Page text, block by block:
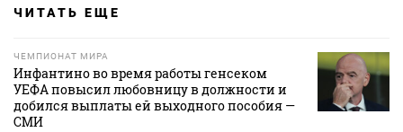
ЧИТАТЬ ЕЩЕ
ЧЕМПИОНАТ МИРА
Инфантино во время работы генсеком
УЕФА повысил любовницу в должности и
добился выплаты ей выходного пособия —
СМИ